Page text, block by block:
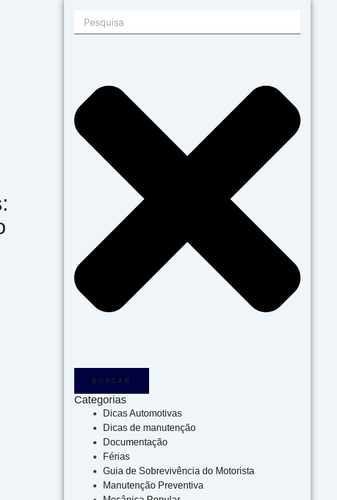
BUSCAR
Categorias
Dicas Automotivas
Dicas de manutenção
Documentação
Férias
Guia de Sobrevivência do Motorista
Manutenção Preventiva